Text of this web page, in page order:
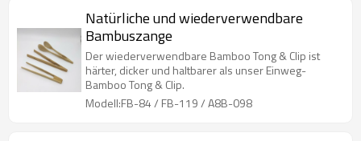
Natürliche und wiederverwendbare
Bambuszange
Der wiederverwendbare Bamboo Tong & Clip ist
härter, dicker und haltbarer als unser Einweg-
Bamboo Tong & Clip.
Modell:FB-84 / FB-119 / A8B-098